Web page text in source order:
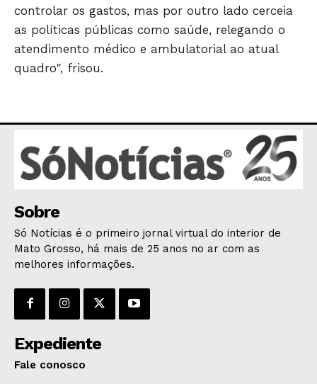
OPINIÃO
GERAL
EDUCAÇÃO
SAÚDE
controlar os gastos, mas por outro lado cerceia
as políticas públicas como saúde, relegando o
atendimento médico e ambulatorial ao atual
quadro", frisou.
Sobre
Só Notícias é o primeiro jornal virtual do interior de
Mato Grosso, há mais de 25 anos no ar com as
melhores informações.
Expediente
Fale conosco